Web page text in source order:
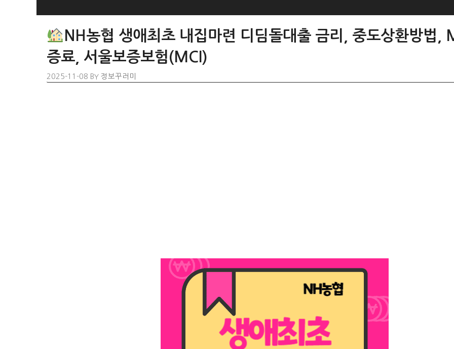
NH농협 생애최초 내집마련 디딤돌대출 금리, 중도상환방법,
증료, 서울보증보험(MCI)
2025-11-08 BY 정보꾸러미